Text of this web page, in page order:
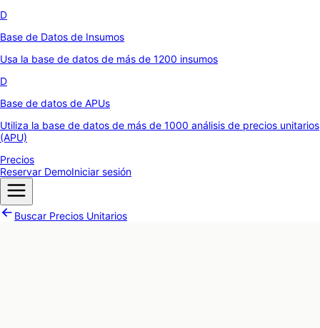
D
Base de Datos de Insumos
Usa la base de datos de más de 1200 insumos
D
Base de datos de APUs
Utiliza la base de datos de más de 1000 análisis de precios unitarios
(APU)
Precios
Reservar DemoIniciar sesión
Buscar Precios Unitarios